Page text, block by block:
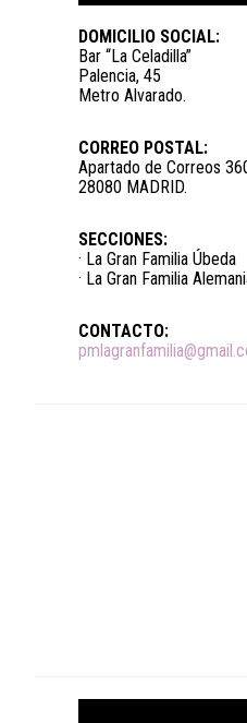
DOMICILIO SOCIAL:
Bar “La Celadilla”
Palencia, 45
Metro Alvarado.
CORREO POSTAL:
Apartado de Correos
28080 MADRID.
SECCIONES:
· La Gran Familia Úbeda
· La Gran Familia
CONTACTO: